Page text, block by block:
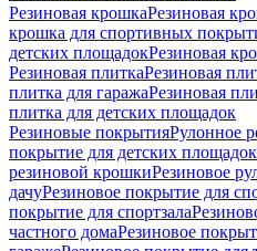
Резиновая крошкаРезиновая
крошка для спортивных
детских площадокРезиновая
Резиновая плиткаРезиновая
плитка для гаражаРезиновая
плитка для детских площадок
Резиновые покрытияРулонное
покрытие для детских площадок
резиновой крошкиРезиновое
дачуРезиновое покрытие для
покрытие для спортзала
частного домаРезиновое